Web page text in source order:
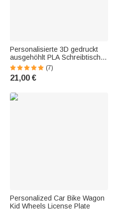
Personalisierte 3D gedruckt
ausgehöhlt PLA Schreibtisch
Namensschild für zurück zu
Schule Lehrer Anerkennung
Geschenk für Lehrer
(7)
21,00 €
Personalized Car Bike Wagon
Kid Wheels License Plate